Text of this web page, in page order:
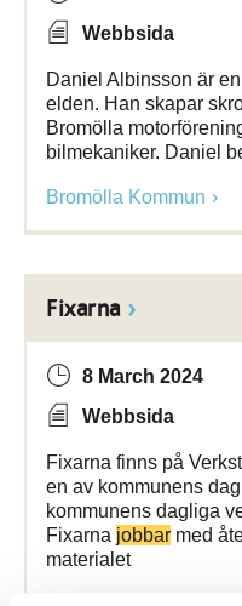
Webbsida
Daniel Albinsson är
elden. Han skapar
Bromölla
bilmekaniker. Daniel
Bromölla Kommun
Fixarna
8 March 2024
Webbsida
Fixarna finns på
en av kommunens
kommunens dagliga
Fixarna jobbar med
materialet